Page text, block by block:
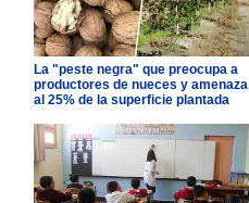
La "peste negra" que preocupa a
productores de nueces y amenaza
al 25% de la superficie plantada